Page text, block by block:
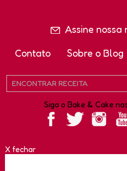
X fechar
Assine nossa
Contato
Sobre o Blog
Siga o Bake & Cake
Copyright - Bake and Cake e